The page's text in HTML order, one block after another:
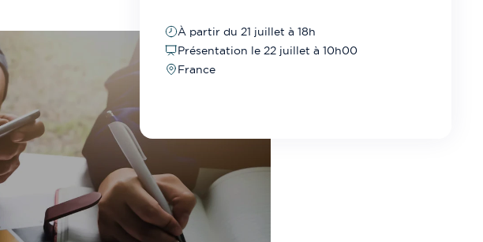
À partir du 21 juillet à 18h
Présentation le 22 juillet à 10h00
France